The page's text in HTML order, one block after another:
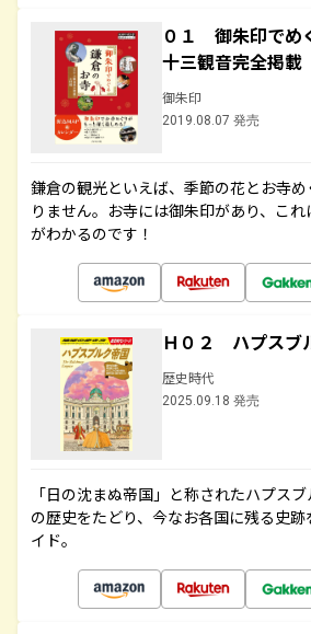
０１ 御朱印でめ
十三観音完全掲
御朱印
2019.08.07 発売
鎌倉の観光といえば、季節の花とお寺
りません。お寺には御朱印があり、こ
がわかるのです！
Ｈ０２ ハプスブ
歴史時代
2025.09.18 発売
「日の沈まぬ帝国」と称されたハプス
の歴史をたどり、今なお各国に残る史
イド。